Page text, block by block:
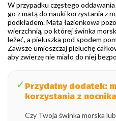
W przypadku częstego
go z matą do nauki korzystania z
podkładem. Mata łazienkowa
wierzchnią, po której świnka
leżeć, a pieluszka pod spodem
Zawsze umieszczaj pieluchę
aby zwierzę nie miało do niej
✓Przydatny dodatek:
korzystania z
Czy Twoja świnka morska